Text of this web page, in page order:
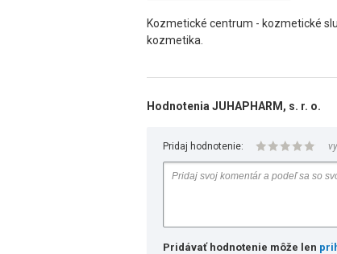
Kozmetické centrum - kozmetické
kozmetika.
Hodnotenia JUHAPHARM, s. r. o.
Pridaj hodnotenie:
Pridávať hodnotenie môže len